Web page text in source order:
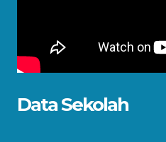
Data Sekolah